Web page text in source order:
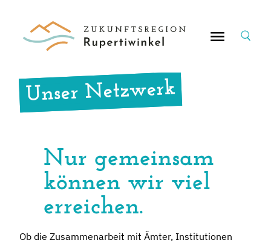
Suche
Unser Netzwerk
Nur gemeinsam
können wir viel
erreichen.
Ob die Zusammenarbeit mit Ämter, Institutionen